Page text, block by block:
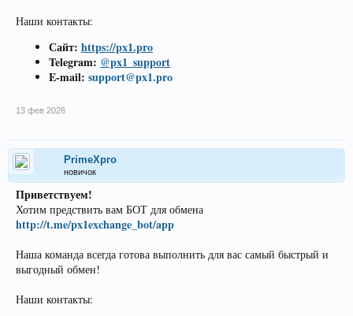
Наши контакты:
Сайт: https://px1.pro
Telegram: @px1_support
E-mail: support@px1.pro
13 фев 2026
PrimeXpro
новичок
Приветствуем!
Хотим предствить вам БОТ для обмена
http://t.me/px1exchange_bot/app
Наша команда всегда готова выполнить для вас самый быстрый и
выгодный обмен!
Наши контакты: